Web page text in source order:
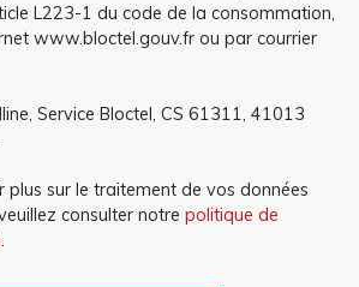
L223-1 du code de la consommation,
www.bloctel.gouv.fr ou par courrier
Service Bloctel, CS 61311, 41013
plus sur le traitement de vos données
consulter notre politique de
.